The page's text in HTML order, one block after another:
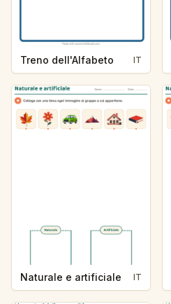
Treno dell'Alfabeto IT
Naturale e artificiale IT